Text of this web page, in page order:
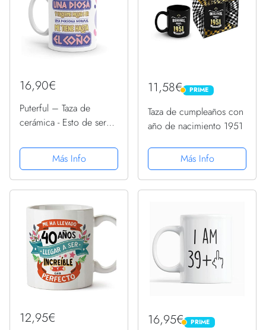
16,90€
Puterful – Taza de
cerámica - Esto de ser
originales – Tazas con
mensajes divertidos –
Tazas divertidas – Taza
con frase – Taza para
café -...
Más Info
11,58€ PRIME
PRIME
Taza de cumpleaños con
año de nacimiento 1951
Más Info
12,95€ 16,95€ PRIME
PRIME